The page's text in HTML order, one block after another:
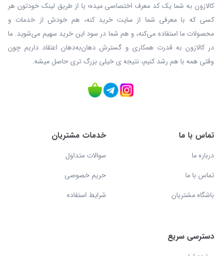
کالازون به شما یک کد معرف اختصاصی میده؛ یا از طریق لینک خودتون هر
کسی که با معرفی شما از سایت خرید کنه، هم خودش از خدمات و
محصولات ما استفاده می‌کنه، و هم شما در سود این خرید سهیم می‌شوید. ما
در کالازون به قدرت همکاری و گسترش دهان‌به‌دهان اعتقاد داریم چون
وقتی همه با هم رشد کنیم، نتیجه ی خیلی بزرگ‌ تری حاصل میشه.
تماس با ما
درباره ما
تماس با ما
باشگاه مشتریان
خدمات مشتریان
سوالات متداول
حریم خصوصی
شرایط استفاده
دسترسی سریع